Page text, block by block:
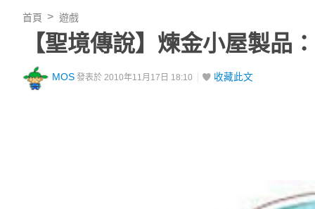
首頁 遊戲
【聖境傳說】煉金小屋製品
MOS 發表於 2010年11月17日 18:10 收藏此文